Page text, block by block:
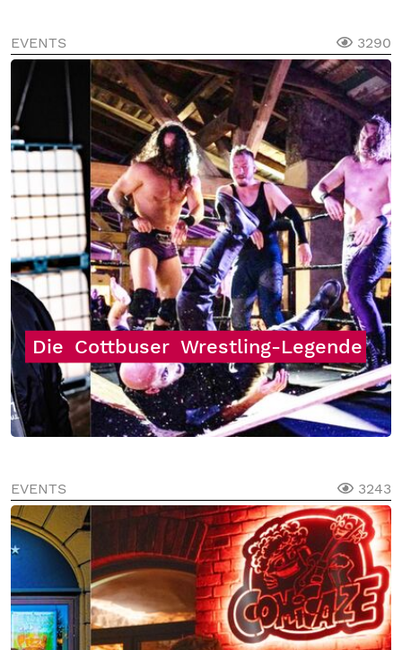
EVENTS 3290
Die Cottbuser Wrestling-Legende
EVENTS 3243